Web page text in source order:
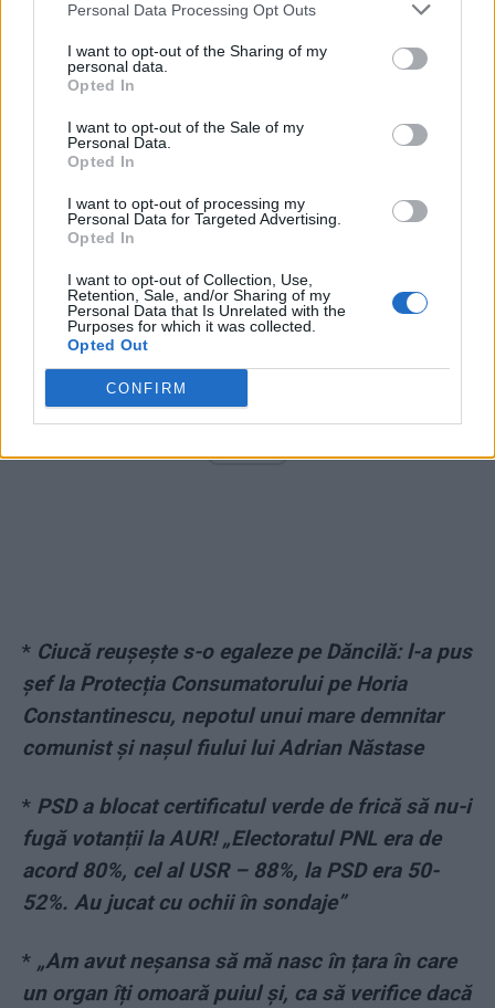
Personal Data Processing Opt Outs
I want to opt-out of the Sharing of my
personal data.
Opted In
I want to opt-out of the Sale of my
Personal Data.
Opted In
I want to opt-out of processing my
Personal Data for Targeted Advertising.
Opted In
I want to opt-out of Collection, Use,
Retention, Sale, and/or Sharing of my
Personal Data that Is Unrelated with the
Purposes for which it was collected.
Opted Out
CONFIRM
moscovite
PSD-istul Claudiu Manda, pe locul 9 în topul
chiulangiilor din Parlamentul European. Soțul
Bruxelles cu 240.000 de euro
ad
* Ciucă reușește s-o egaleze pe Dăncilă: l-a pus
șef la Protecția Consumatorului pe Horia
Constantinescu, nepotul unui mare demnitar
comunist și nașul fiului lui Adrian Năstase
* PSD a blocat certificatul verde de frică să nu-i
fugă votanții la AUR! „Electoratul PNL era de
acord 80%, cel al USR – 88%, la PSD era 50-
52%. Au jucat cu ochii în sondaje”
* „Am avut neșansa să mă nasc în țara în care
un organ îți omoară puiul și, ca să verifice dacă